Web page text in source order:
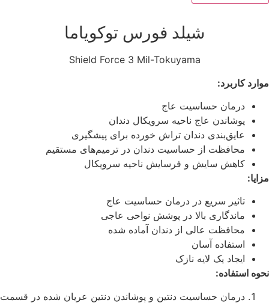
شیلد فورس توکویاما
Shield Force 3 Mil-Tokuyama
موارد کاربرد:
درمان حساسیت عاج
پوشاندن عاج ناحیه سرویکال دندان
عایق‌بندی دندان تراش خورده برای پیشگیری
محافظت از حساسیت دندان در ترمیم‌های مستقیم
کاهش سایش و فرسایش ناحیه سرویکال
مزایا:
تاثیر سریع در درمان حساسیت عاج
ماندگاری بالا در پوشش نواحی عاجی
محافظت عالی از دندان آماده شده
استفاده آسان
ایجاد یک لایه نازک
نحوه استفاده:
درمان حساسیت دنتین و پوشاندن دنتین عریان شده در قسمت